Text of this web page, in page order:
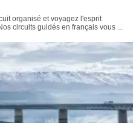
organisé et voyagez l'esprit
circuits guidés en français vous ...